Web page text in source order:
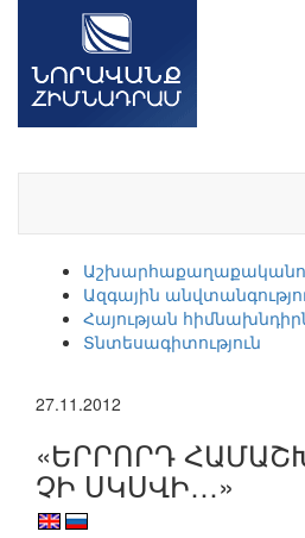
Ազգային
Հայության
Տնտեսագիտություն
27.11.2012
«ԵՐՐՈՐԴ
ՉԻ ՍԿՍՎԻ…»